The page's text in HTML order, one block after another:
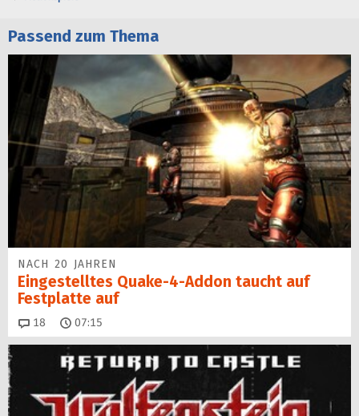
Passend zum Thema
NACH 20 JAHREN
Eingestelltes Quake-4-Addon taucht auf
Festplatte auf
18 Kommentare
07:15